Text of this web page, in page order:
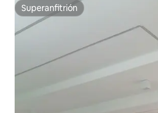
Superanfitrión
Superanfitrión